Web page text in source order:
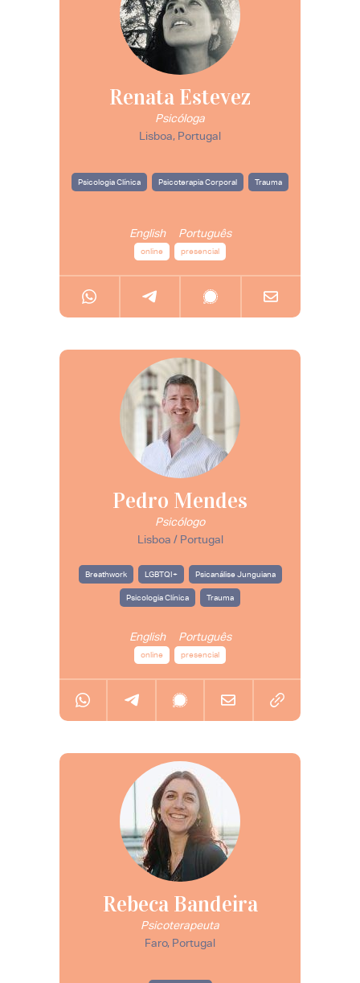
Renata Estevez
Psicóloga
Lisboa, Portugal
Psicologia Clínica Psicoterapia Corporal Trauma
English Português
online presencial
Pedro Mendes
Psicólogo
Lisboa / Portugal
Breathwork LGBTQI+ Psicanálise Junguiana
Psicologia Clínica Trauma
English Português
online presencial
Rebeca Bandeira
Psicoterapeuta
Faro, Portugal